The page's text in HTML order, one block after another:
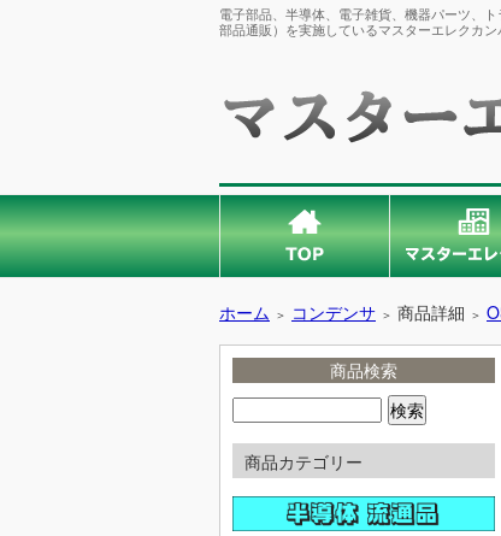
電子部品、半導体、電子雑貨、機器パーツ、
部品通販）を実施しているマスターエレクカ
ホーム ＞ コンデンサ ＞ 商品詳細 ＞
商品検索
商品カテゴリー